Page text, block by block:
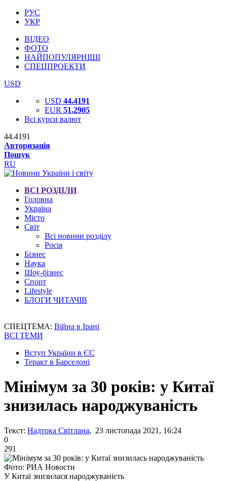
РУС
УКР
ВІДЕО
ФОТО
НАЙПОПУЛЯРНІШІ
СПЕЦПРОЕКТИ
USD
USD 44.4191
EUR 51.2905
Всі курси валют
44.4191
Авторизація
Пошук
RU
ВСІ РОЗДІЛИ
Головна
Україна
Місто
Світ
Всі новини розділу
Росія
Бізнес
Наука
Шоу-бізнес
Спорт
Lifestyle
БЛОГИ ЧИТАЧІВ
СПЕЦТЕМА: Війна в Ірані
ВСІ ТЕМИ
Вступ України в ЄС
Теракт в Барселоні
Мінімум за 30 років: у Китаї
знизилась народжуваність
Текст: Надтока Світлана, 23 листопада 2021, 16:24
0
291
Фото: РИА Новости
У Китаї знизилася народжуваність